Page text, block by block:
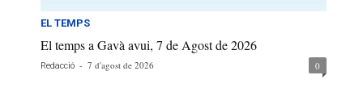
EL TEMPS
El temps a Gavà avui, 7 de Agost de 2026
Redacció - 7 d'agost de 2026 0